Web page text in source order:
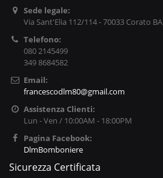
Sede legale:
Via Sant'Elia 112/114 - 70033 Corato BA
Telefono:
080 2145499
349 8684582
Email:
francescodlm80@gmail.com
Assistenza Clienti:
Lun - Ven / 10:00AM - 18:00PM
Pagina Facebook:
DlmBomboniere
Sicurezza Certificata